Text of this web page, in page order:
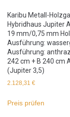
Karibu Metall-
Hybridhaus Jupiter
19 mm/0,75 mm
Ausführung:
Ausführung:
242 cm + B 240 cm
(Jupiter 3,5)
2.128,31 €
Preis prüfen